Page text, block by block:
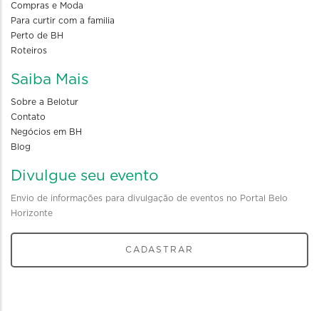
Compras e Moda
Para curtir com a familia
Perto de BH
Roteiros
Saiba Mais
Sobre a Belotur
Contato
Negócios em BH
Blog
Divulgue seu evento
Envio de informações para divulgação de eventos no Portal Belo
Horizonte
CADASTRAR